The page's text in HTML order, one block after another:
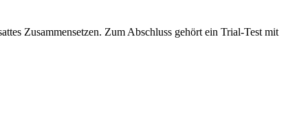
Zusammensetzen. Zum Abschluss gehört ein Trial-Test mit